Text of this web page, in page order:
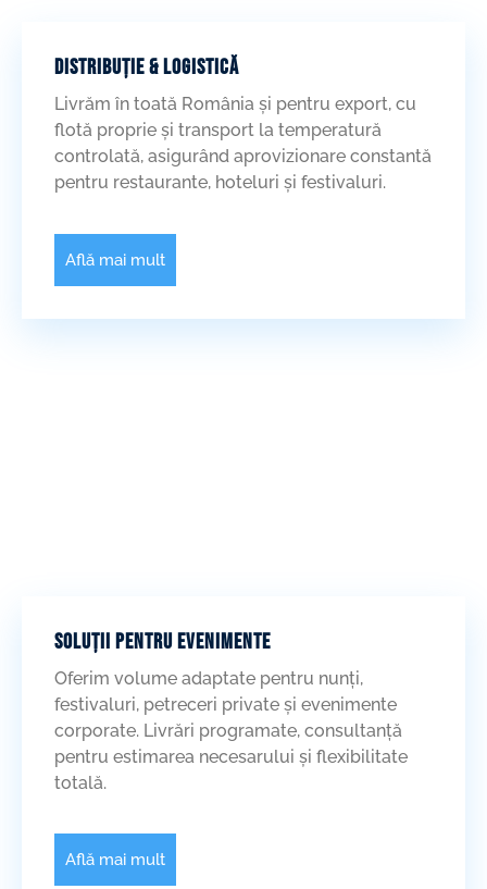
DISTRIBUȚIE & LOGISTICĂ
Livrăm în toată România și pentru export, cu
flotă proprie și transport la temperatură
controlată, asigurând aprovizionare constantă
pentru restaurante, hoteluri și festivaluri.
Află mai mult
SOLUȚII PENTRU EVENIMENTE
Oferim volume adaptate pentru nunți,
festivaluri, petreceri private și evenimente
corporate. Livrări programate, consultanță
pentru estimarea necesarului și flexibilitate
totală.
Află mai mult